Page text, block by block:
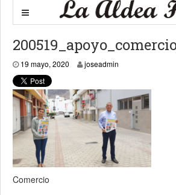
19 mayo, 2020 19 mayo, 2020
joseadmin
Comercio